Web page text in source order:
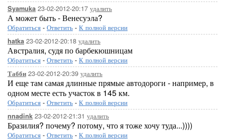
Syamuka 23-02-2012-20:17 удалить
А может быть - Венесуэла?
Обратиться - Ответить - К полной версии
hatka 23-02-2012-20:18 удалить
Австралия, судя по барбекюшницам
Обратиться - Ответить - К полной версии
Табби 23-02-2012-20:39 удалить
И еще там самая длинные прямые автодороги - например, в
одном месте есть участок в 145 км.
Обратиться - Ответить - К полной версии
nnadink 23-02-2012-21:31 удалить
Бразилия? почему? потому, что я тоже хочу туда...))))
Обратиться - Ответить - К полной версии